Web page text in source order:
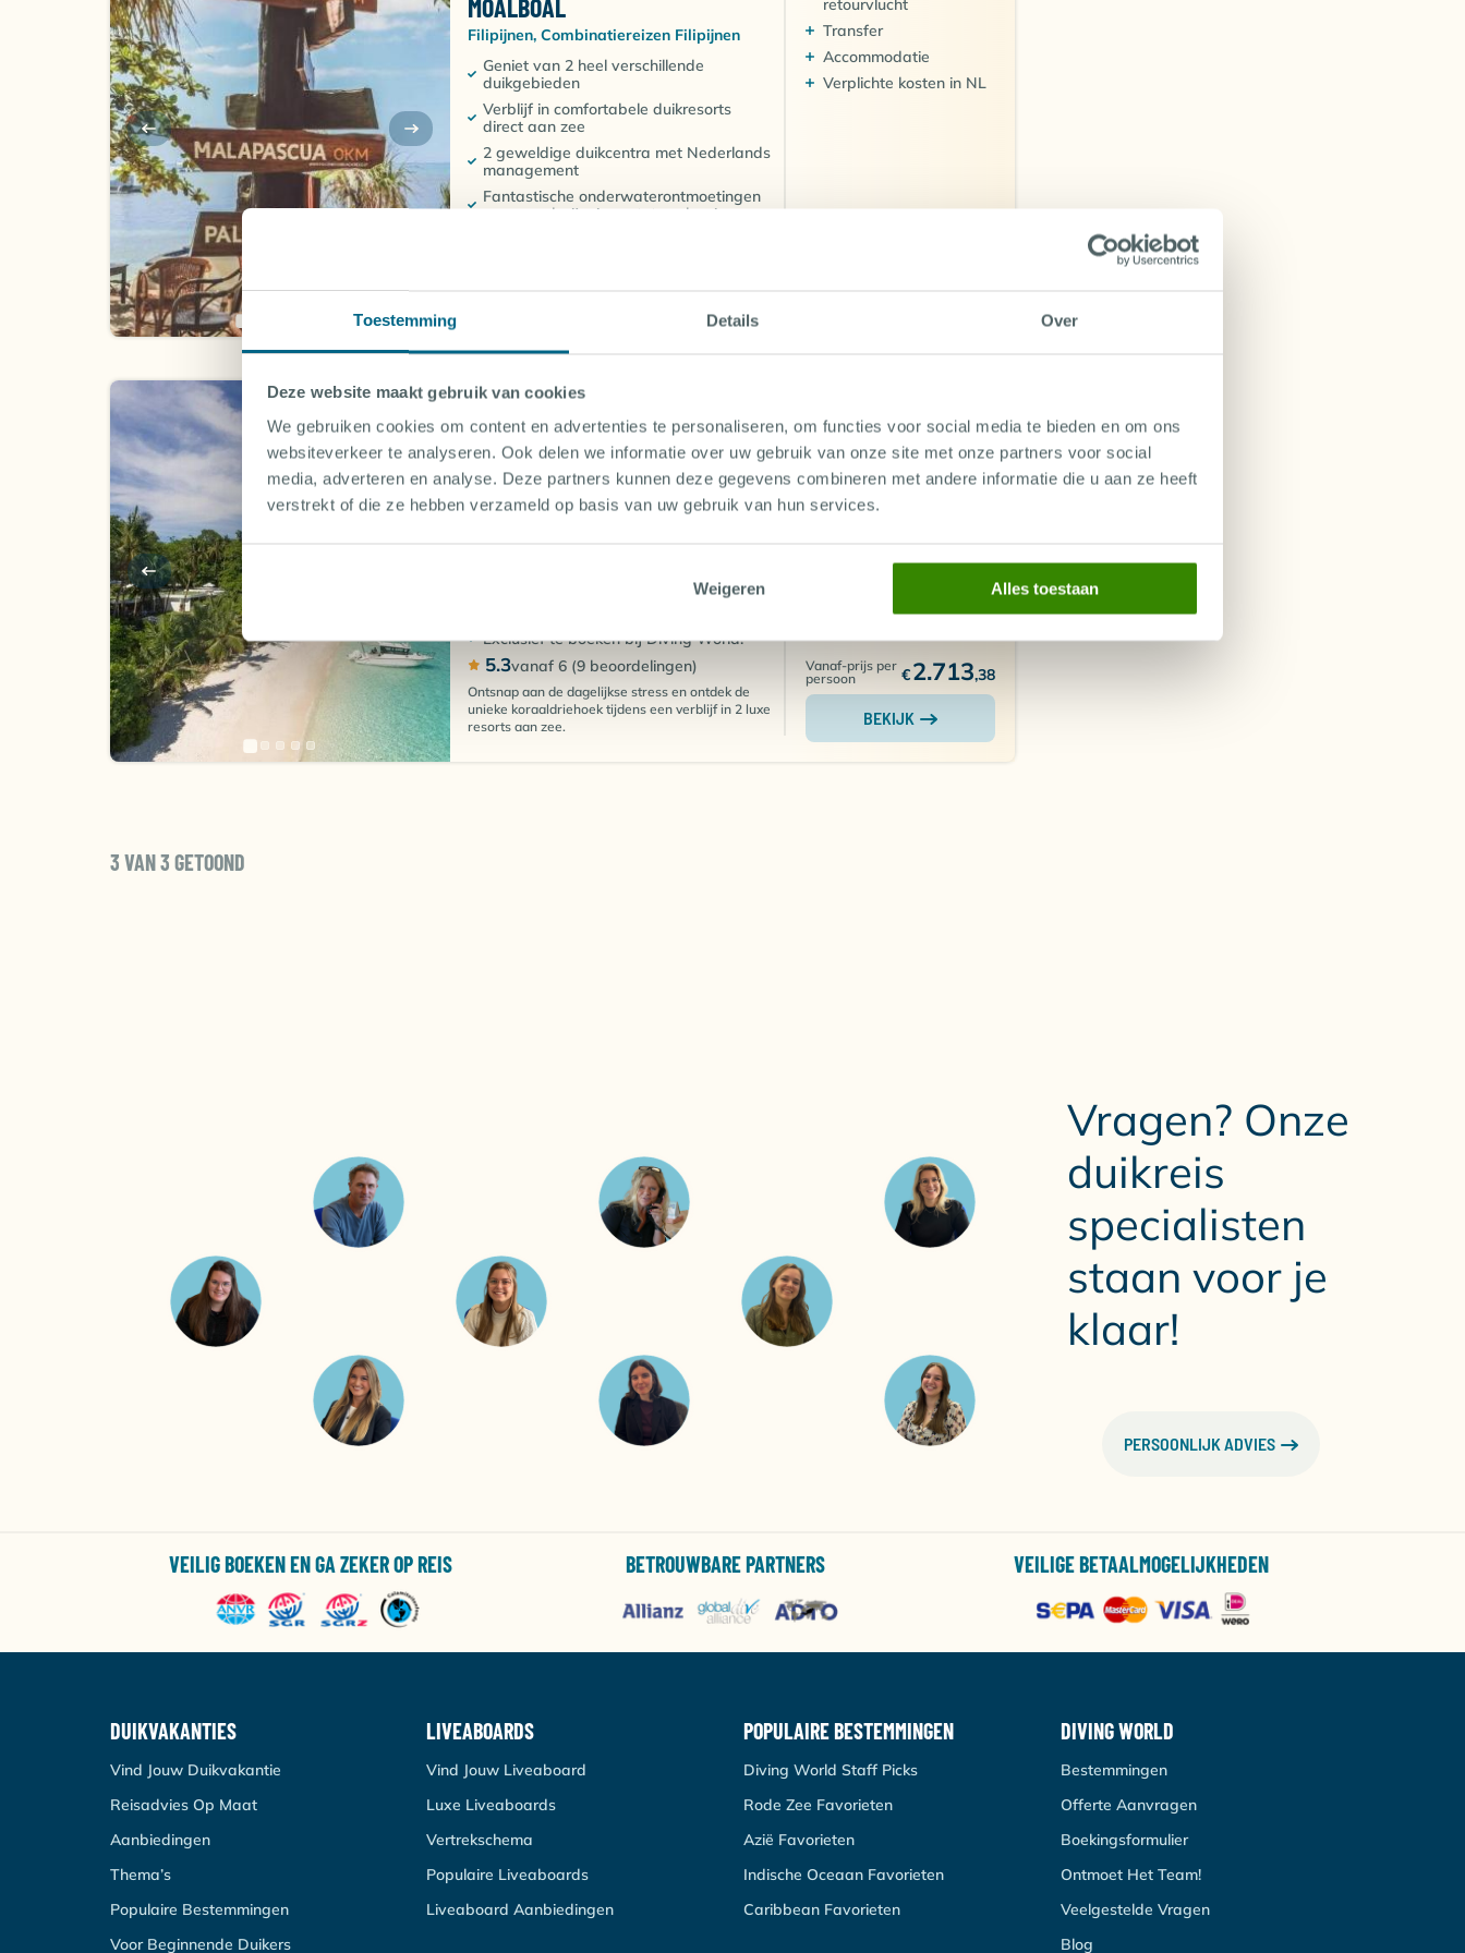
Toestemming Details Over
Deze website maakt gebruik van cookies
We gebruiken cookies om content en advertenties te personaliseren, om functies voor social media te bieden en om ons
websiteverkeer te analyseren. Ook delen we informatie over uw gebruik van onze site met onze partners voor social
media, adverteren en analyse. Deze partners kunnen deze gegevens combineren met andere informatie die u aan ze heeft
verstrekt of die ze hebben verzameld op basis van uw gebruik van hun services.
Weigeren Alles toestaan
MOALBOAL
Filipijnen, Combinatiereizen Filipijnen
Geniet van 2 heel verschillende
duikgebieden
Verblijf in comfortabele duikresorts
direct aan zee
2 geweldige duikcentra met Nederlands
management
Fantastische onderwaterontmoetingen
van mandarijnvissen tot voshaaien
retourvlucht
Transfer
Accommodatie
Verplichte kosten in NL
ACCOMMODATIE
COMBINATIEREIS AMUN INI &
SALAYA BEACH HOUSES
Filipijnen, Combinatiereizen Filipijnen
Exclusief te boeken bij Diving World!
5.3vanaf 6 (9 beoordelingen)
Ontsnap aan de dagelijkse stress en ontdek de
unieke koraaldriehoek tijdens een verblijf in 2 luxe
resorts aan zee.
Internationale
retourvlucht
Transfer
Accommodatie
Vanaf-prijs per
persoon
€2.713,38
BEKIJK
3 VAN 3 GETOOND
Vragen? Onze
duikreis
specialisten
staan voor je
klaar!
PERSOONLIJK ADVIES
VEILIG BOEKEN EN GA ZEKER OP REIS BETROUWBARE PARTNERS VEILIGE BETAALMOGELIJKHEDEN
DUIKVAKANTIES
Vind Jouw Duikvakantie
Reisadvies Op Maat
Aanbiedingen
Thema’s
Populaire Bestemmingen
Voor Beginnende Duikers
LIVEABOARDS
Vind Jouw Liveaboard
Luxe Liveaboards
Vertrekschema
Populaire Liveaboards
Liveaboard Aanbiedingen
POPULAIRE BESTEMMINGEN
Diving World Staff Picks
Rode Zee Favorieten
Azië Favorieten
Indische Oceaan Favorieten
Caribbean Favorieten
DIVING WORLD
Bestemmingen
Offerte Aanvragen
Boekingsformulier
Ontmoet Het Team!
Veelgestelde Vragen
Blog